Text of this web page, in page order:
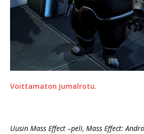
Voittamaton jumalrotu.
Uusin Mass Effect –peli, Mass Effect: